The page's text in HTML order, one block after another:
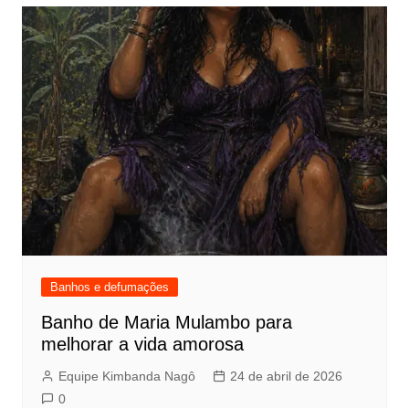
Banhos e defumações
Banho de Maria Mulambo para
melhorar a vida amorosa
Equipe Kimbanda Nagô
24 de abril de 2026
0